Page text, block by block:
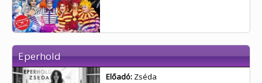
Eperhold
Előadó: Zséda